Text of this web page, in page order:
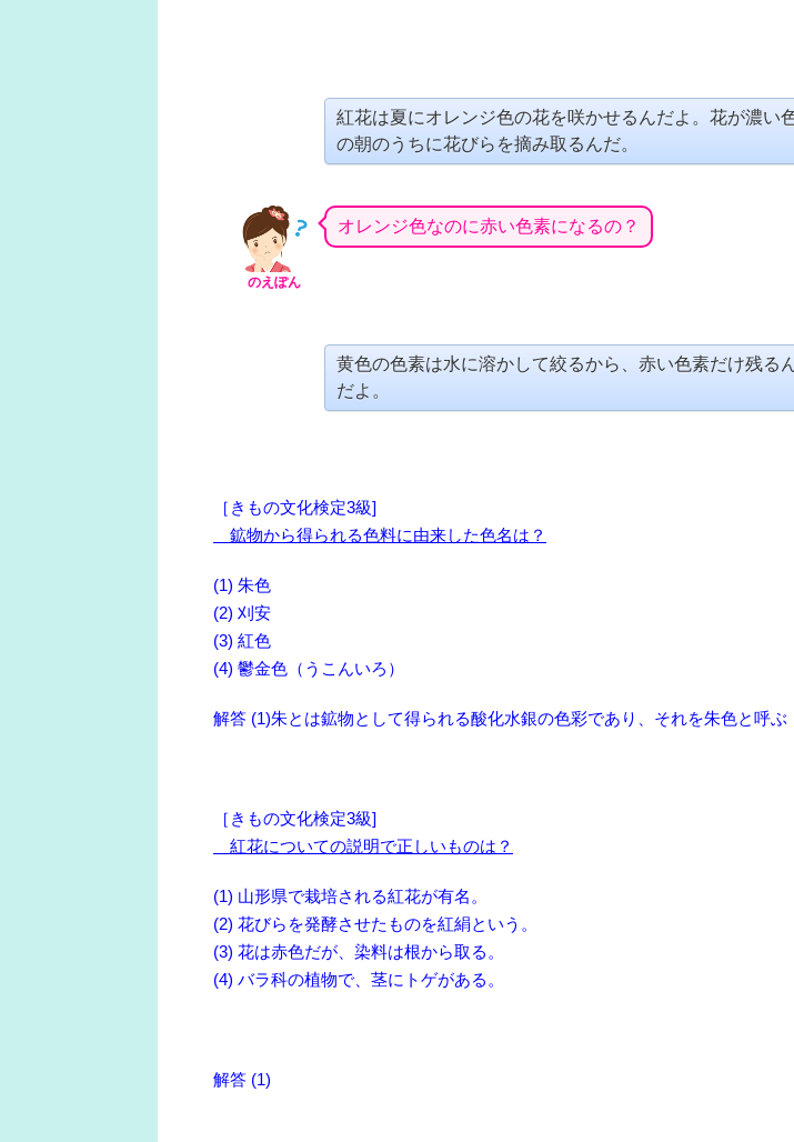
紅花は夏にオレンジ色の花を咲かせるんだよ。花が濃い
の朝のうちに花びらを摘み取るんだ。
のえぽん
オレンジ色なのに赤い色素になるの？
黄色の色素は水に溶かして絞るから、赤い色素だけ残る
だよ。
［きもの文化検定3級]
鉱物から得られる色料に由来した色名は？
(1) 朱色
(2) 刈安
(3) 紅色
(4) 鬱金色（うこんいろ）
解答 (1)朱とは鉱物として得られる酸化水銀の色彩であり、それを朱色と呼ぶ
［きもの文化検定3級]
紅花についての説明で正しいものは？
(1) 山形県で栽培される紅花が有名。
(2) 花びらを発酵させたものを紅絹という。
(3) 花は赤色だが、染料は根から取る。
(4) バラ科の植物で、茎にトゲがある。
解答 (1)